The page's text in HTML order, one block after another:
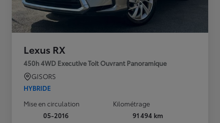
Lexus RX
450h 4WD Executive Toit Ouvrant Panoramique
GISORS
HYBRIDE
Mise en circulation
05-2016
Kilométrage
91 494 km